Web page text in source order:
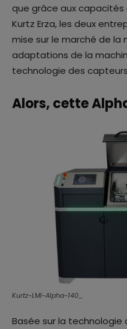
que grâce aux
Kurtz Erza, les deux
mise sur le marché de la
adaptations de la
technologie des
Alors, cette
Kurtz-LMI-Alpha-140_
Basée sur la